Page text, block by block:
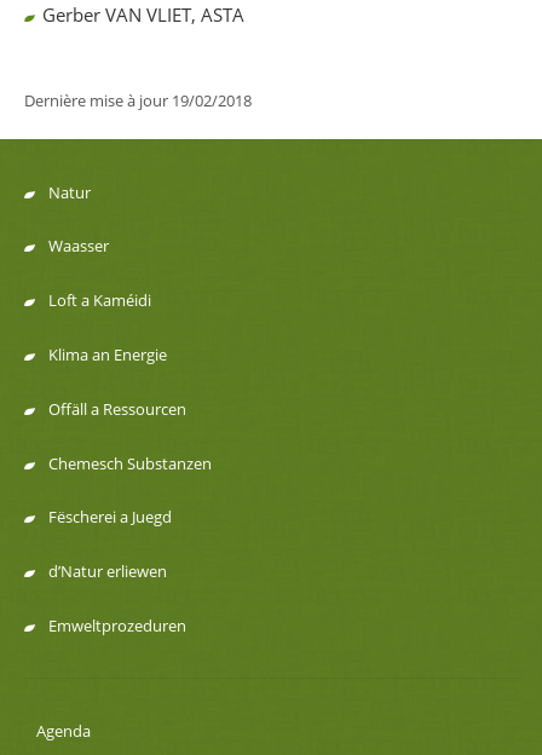
Gerber VAN VLIET, ASTA
Dernière mise à jour 19/02/2018
Menu
de
navigation
Natur
Waasser
Loft a Kaméidi
Klima an Energie
Offäll a Ressourcen
Chemesch Substanzen
Fëscherei a Juegd
d’Natur erliewen
Emweltprozeduren
Agenda